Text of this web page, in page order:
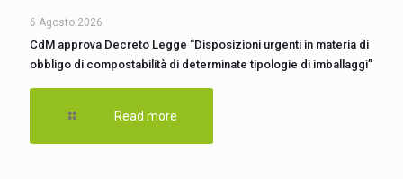
6 Agosto 2026
CdM approva Decreto Legge “Disposizioni urgenti in materia di
obbligo di compostabilità di determinate tipologie di imballaggi”
Read more